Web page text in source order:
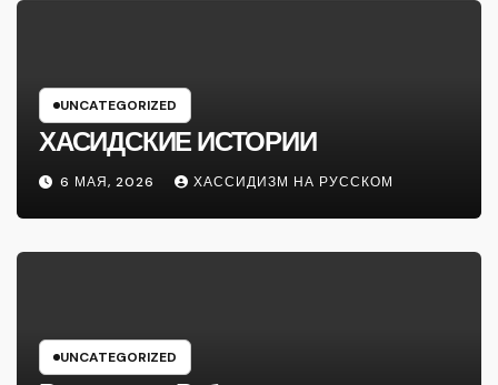
UNCATEGORIZED
ХАСИДСКИЕ ИСТОРИИ
6 МАЯ, 2026 ХАССИДИЗМ НА РУССКОМ
UNCATEGORIZED